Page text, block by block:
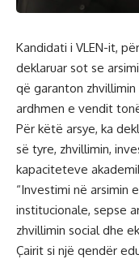
Kandidati i VLEN-it,
deklaruar sot se
që garanton
ardhmen e vendit
Për këtë arsye, ka
së tyre, zhvillimin,
kapaciteteve
“Investimi në arsimin
institucionale, sepse
zhvillimin social dhe
Çairit si një qendër